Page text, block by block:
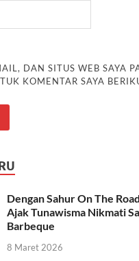
DAN SITUS WEB SAYA
KOMENTAR SAYA
Dengan Sahur On The
Ajak Tunawisma Nikmati
Barbeque
8 Maret 2026